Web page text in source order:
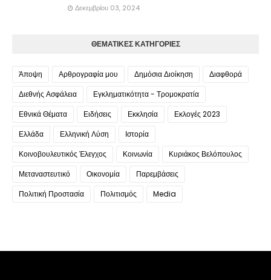
Δεκεμβρίου 03, 2024
ΘΕΜΑΤΙΚΕΣ ΚΑΤΗΓΟΡΙΕΣ
Άποψη Αρθρογραφία μου Δημόσια Διοίκηση
Διαφθορά
Διεθνής Ασφάλεια
Εγκληματικότητα - Τρομοκρατία
Εθνικά Θέματα
Ειδήσεις Εκκλησία
Εκλογές 2023
Ελλάδα
Ελληνική Λύση
Ιστορία
Κοινοβουλευτικός Έλεγχος
Κοινωνία
Κυριάκος Βελόπουλος
Μεταναστευτικό
Οικονομία
Παρεμβάσεις
Πολιτική Προστασία
Πολιτισμός Media